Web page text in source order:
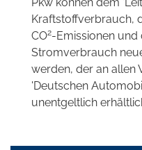
Kraftstoffverbrauch,
CO2-Emissionen und
Stromverbrauch
werden, der an allen
'Deutschen
unentgeltlich